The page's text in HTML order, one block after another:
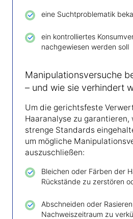
eine Suchtproblematik
ein kontrolliertes
nachgewiesen werden soll
Manipulationsversuche
– und wie sie verhindert
Um die gerichtsfeste
Haaranalyse zu garantieren,
strenge Standards
um mögliche
auszuschließen:
Bleichen oder Färben der
Rückstände zu zerstören
Abschneiden oder
Nachweiszeitraum zu